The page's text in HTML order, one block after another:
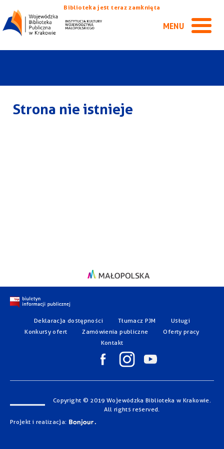
Biblioteka jest teraz zamknięta
MENU
Strona nie istnieje
Deklaracja dostępności Tłumacz PJM
Usługi
Konkursy ofert
Zamówienia publiczne
Oferty pracy
Kontakt
Copyright © 2019 Wojewódzka Biblioteka w Krakowie.
All rights reserved.
Projekt i realizacja: